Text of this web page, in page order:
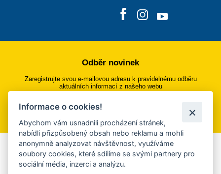
Odběr novinek
Zaregistrujte svou e-mailovou adresu k pravidelnému odběru
aktuálních informací z našeho webu
Přihlásit se k odběru
Aplikace Mobilní rozhlas
Chcete dostávat do svého mobilu či mailu upozornění na
Informace o cookies!
Abychom vám usnadnili procházení stránek,
nabídli přizpůsobený obsah nebo reklamu a mohli
anonymně analyzovat návštěvnost, využíváme
soubory cookies, které sdílíme se svými partnery pro
sociální média, inzerci a analýzu.